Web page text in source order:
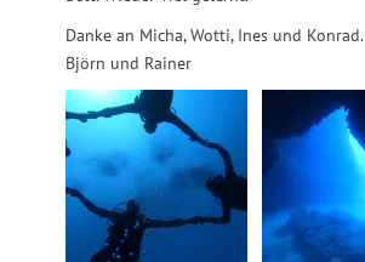
Danke an Micha, Wotti, Ines und Konrad.
Björn und Rainer